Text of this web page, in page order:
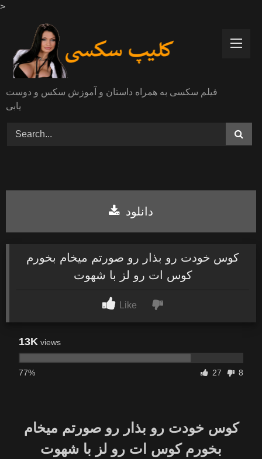
>
content
فیلم سکسی به همراه داستان و آموزش سکس و دوست
یابی
دانلود
کوس خودت رو بذار رو صورتم میخام بخورم
کوس ات رو لز با شهوت
Like
13K views
77% 27 8
کوس خودت رو بذار رو صورتم میخام
بخورم کوس ات رو لز با شهوت